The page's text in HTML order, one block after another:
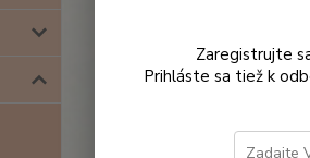
Zaregistrujte
Prihláste sa tiež k